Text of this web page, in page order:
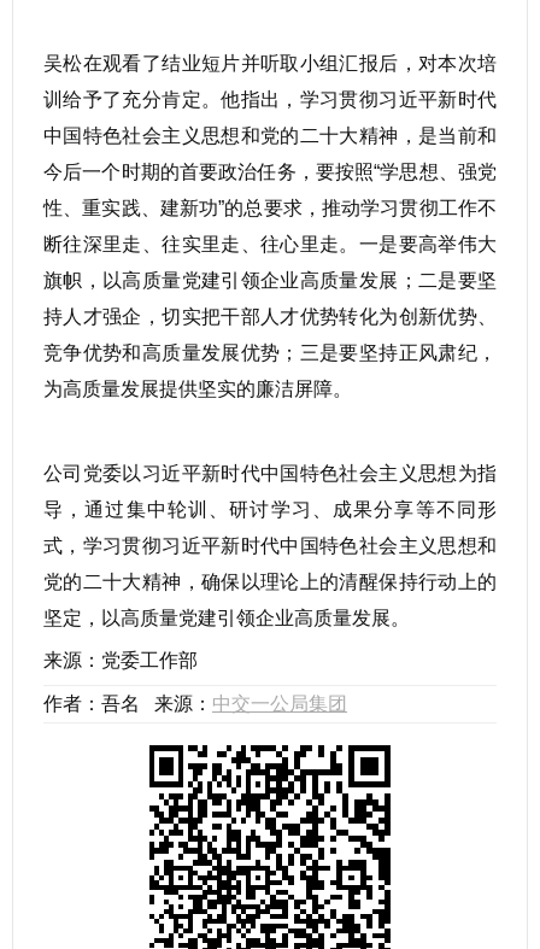
吴松在观看了结业短片并听取小组汇报后，对本次培
训给予了充分肯定。他指出，学习贯彻习近平新时代
中国特色社会主义思想和党的二十大精神，是当前和
今后一个时期的首要政治任务，要按照“学思想、强党
性、重实践、建新功”的总要求，推动学习贯彻工作不
断往深里走、往实里走、往心里走。一是要高举伟大
旗帜，以高质量党建引领企业高质量发展；二是要坚
持人才强企，切实把干部人才优势转化为创新优势、
竞争优势和高质量发展优势；三是要坚持正风肃纪，
为高质量发展提供坚实的廉洁屏障。
公司党委以习近平新时代中国特色社会主义思想为指
导，通过集中轮训、研讨学习、成果分享等不同形
式，学习贯彻习近平新时代中国特色社会主义思想和
党的二十大精神，确保以理论上的清醒保持行动上的
坚定，以高质量党建引领企业高质量发展。
来源：党委工作部
作者：吾名 来源： 中交一公局集团